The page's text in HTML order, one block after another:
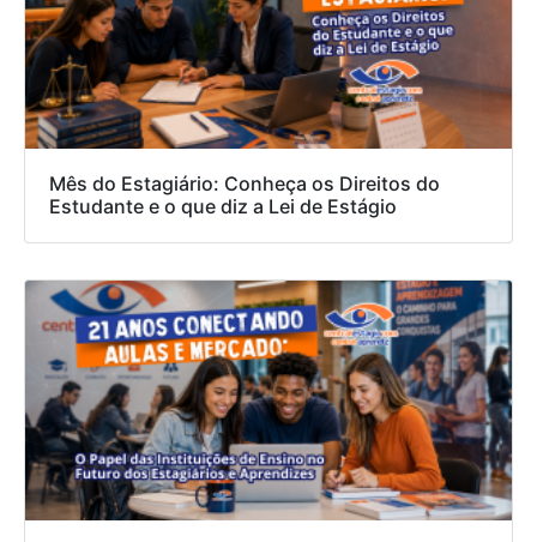
Mês do Estagiário: Conheça os Direitos do
Estudante e o que diz a Lei de Estágio